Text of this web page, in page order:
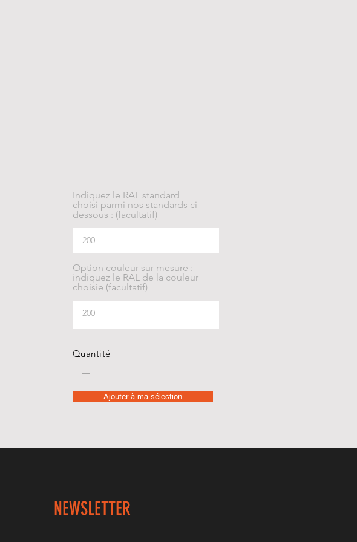
Indiquez le RAL standard
choisi parmi nos standards ci-
dessous : (facultatif)
Option couleur sur-mesure :
indiquez le RAL de la couleur
choisie (facultatif)
Quantité
Ajouter à ma sélection
NEWSLETTER